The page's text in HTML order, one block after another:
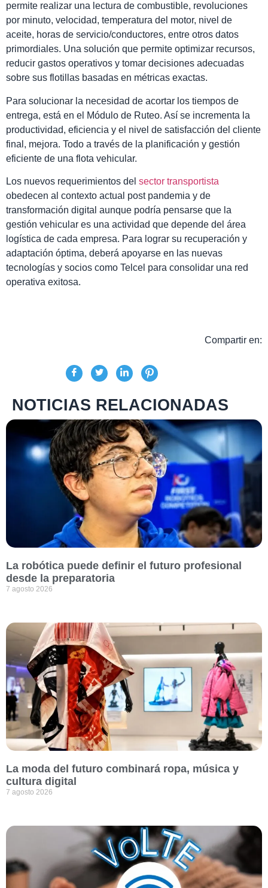
permite realizar una lectura de combustible, revoluciones
por minuto, velocidad, temperatura del motor, nivel de
aceite, horas de servicio/conductores, entre otros datos
primordiales. Una solución que permite optimizar recursos,
reducir gastos operativos y tomar decisiones adecuadas
sobre sus flotillas basadas en métricas exactas.
Para solucionar la necesidad de acortar los tiempos de
entrega, está en el Módulo de Ruteo. Así se incrementa la
productividad, eficiencia y el nivel de satisfacción del cliente
final, mejora. Todo a través de la planificación y gestión
eficiente de una flota vehicular.
Los nuevos requerimientos del sector transportista
obedecen al contexto actual post pandemia y de
transformación digital aunque podría pensarse que la
gestión vehicular es una actividad que depende del área
logística de cada empresa. Para lograr su recuperación y
adaptación óptima, deberá apoyarse en las nuevas
tecnologías y socios como Telcel para consolidar una red
operativa exitosa.
Compartir en:
NOTICIAS RELACIONADAS
La robótica puede definir el futuro profesional
desde la preparatoria
7 agosto 2026
La moda del futuro combinará ropa, música y
cultura digital
7 agosto 2026